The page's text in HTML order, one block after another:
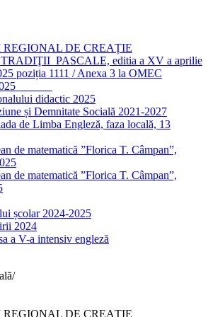
DE CREAȚIE
PASCALE, editia a XV a aprilie
poziția 1111 / Anexa 3 la OMEC
didactic 2025
și Demnitate Socială 2021-2027
de Limba Engleză, faza locală, 13
de matematică ”Florica T. Câmpan”,
de matematică ”Florica T. Câmpan”,
școlar 2024-2025
2024
a V-a intensiv engleză
/
DE CREAȚIE